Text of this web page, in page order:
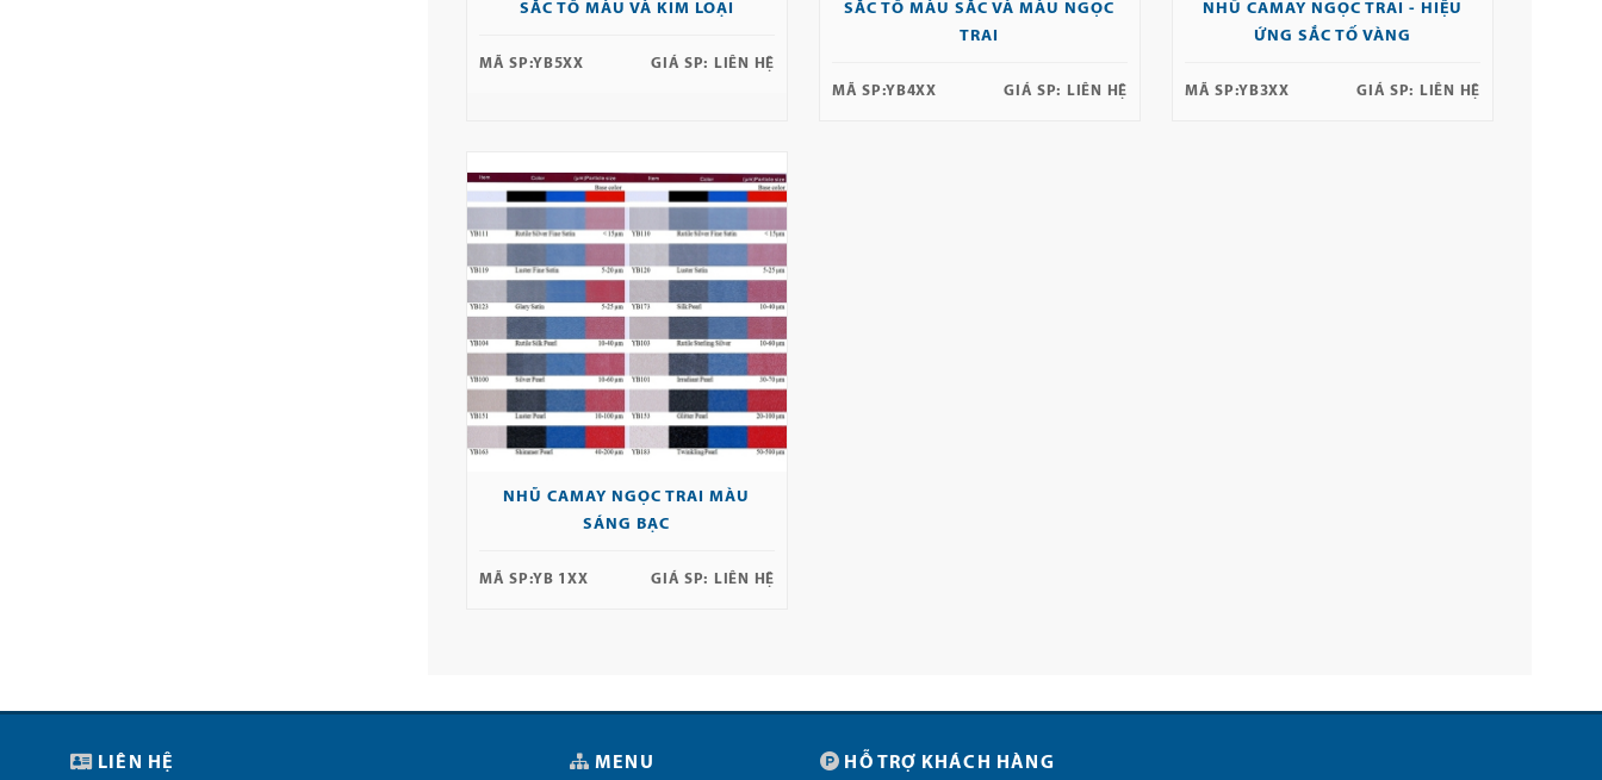
SẮC TỐ MÀU VÀ KIM LOẠI
MÃ SP:YB5XX GIÁ SP: LIÊN HỆ
SẮC TỐ MÀU SẮC VÀ MÀU NGỌC
TRAI
MÃ SP:YB4XX GIÁ SP: LIÊN HỆ
NHŨ CAMAY NGỌC TRAI - HIỆU
ỨNG SẮC TỐ VÀNG
MÃ SP:YB3XX GIÁ SP: LIÊN HỆ
NHŨ CAMAY NGỌC TRAI MÀU
SÁNG BẠC
MÃ SP:YB 1XX GIÁ SP: LIÊN HỆ
LIÊN HỆ MENU HỖ TRỢ KHÁCH HÀNG